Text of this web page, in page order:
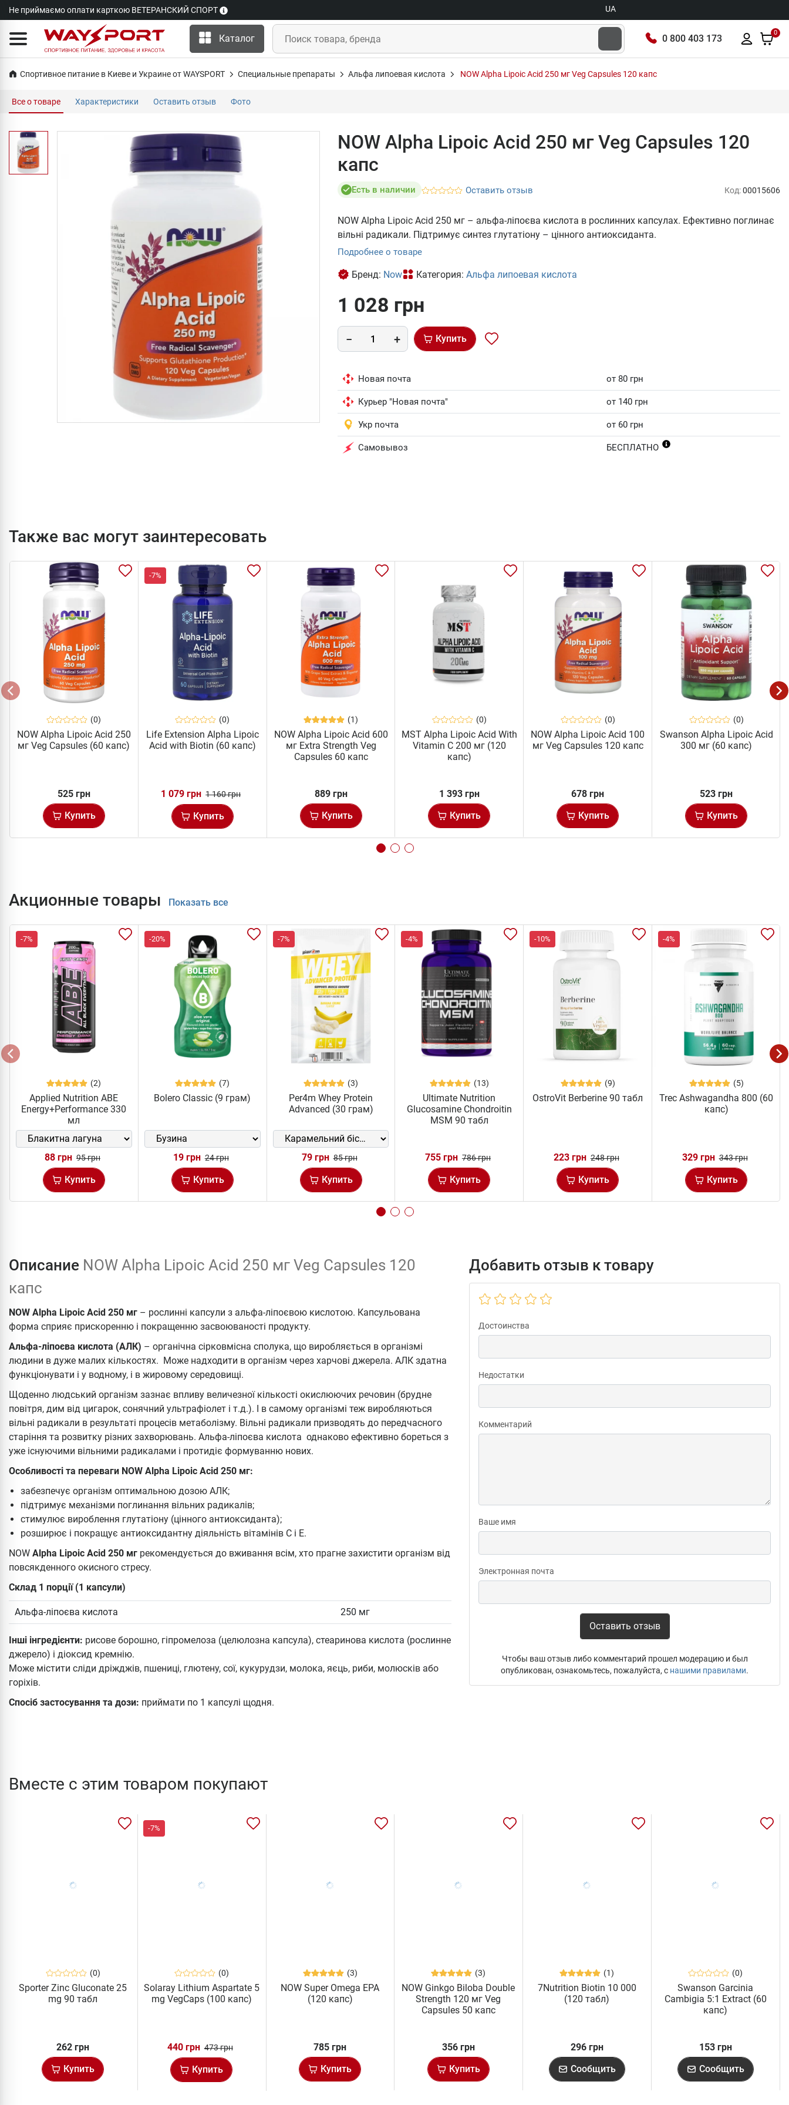
Не приймаємо оплати карткою ВЕТЕРАНСКИЙ СПОРТ UA
Каталог 0 800 403 173
0
Спортивное питание в Киеве и Украине от WAYSPORT Специальные препараты Альфа липоевая кислота NOW Alpha Lipoic Acid 250 мг Veg Capsules 120 капс
Все о товаре Характеристики Оставить отзыв Фото
NOW Alpha Lipoic Acid 250 мг Veg Capsules 120
капс
Есть в наличии Оставить отзыв Код:00015606
NOW Alpha Lipoic Acid 250 мг – альфа-ліпоєва кислота в рослинних капсулах. Ефективно поглинає
вільні радикали. Підтримує синтез глутатіону – цінного антиоксиданта.
Подробнее о товаре
Бренд: Now Категория: Альфа липоевая кислота
1 028 грн
Купить
Новая почта от 80 грн
Курьер "Новая почта" от 140 грн
Укр почта от 60 грн
Самовывоз БЕСПЛАТНО
Также вас могут заинтересовать
(0)
NOW Alpha Lipoic Acid 250
мг Veg Capsules (60 капс)
525 грн
Купить
-7%
(0)
Life Extension Alpha Lipoic
Acid with Biotin (60 капс)
1 079 грн 1 160 грн
Купить
(1)
NOW Alpha Lipoic Acid 600
мг Extra Strength Veg
Capsules 60 капс
889 грн
Купить
(0)
MST Alpha Lipoic Acid With
Vitamin C 200 мг (120
капс)
1 393 грн
Купить
(0)
NOW Alpha Lipoic Acid 100
мг Veg Capsules 120 капс
678 грн
Купить
(0)
Swanson Alpha Lipoic Acid
300 мг (60 капс)
523 грн
Купить
Акционные товары Показать все
-7%
(2)
Applied Nutrition ABE
Energy+Performance 330
мл
88 грн 95 грн
Купить
-20%
(7)
Bolero Classic (9 грам)
19 грн 24 грн
Купить
-7%
(3)
Per4m Whey Protein
Advanced (30 грам)
79 грн 85 грн
Купить
-4%
(13)
Ultimate Nutrition
Glucosamine Chondroitin
MSM 90 табл
755 грн 786 грн
Купить
-10%
(9)
OstroVit Berberine 90 табл
223 грн 248 грн
Купить
-4%
(5)
Trec Ashwagandha 800 (60
капс)
329 грн 343 грн
Купить
Описание NOW Alpha Lipoic Acid 250 мг Veg Capsules 120
капс
NOW Alpha Lipoic Acid 250 мг – рослинні капсули з альфа-ліпоєвою кислотою. Капсульована
форма сприяє прискоренню і покращенню засвоюваності продукту.
Альфа-ліпоєва кислота (АЛК) – органічна сірковмісна сполука, що виробляється в організмі
людини в дуже малих кількостях. Може надходити в організм через харчові джерела. АЛК здатна
функціонувати і у водному, і в жировому середовищі.
Щоденно людський організм зазнає впливу величезної кількості окислюючих речовин (брудне
повітря, дим від цигарок, сонячний ультрафіолет і т.д.). І в самому організмі теж виробляються
вільні радикали в результаті процесів метаболізму. Вільні радикали призводять до передчасного
старіння та розвитку різних захворювань. Альфа-ліпоєва кислота однаково ефективно бореться з
уже існуючими вільними радикалами і протидіє формуванню нових.
Особливості та переваги NOW Alpha Lipoic Acid 250 мг:
забезпечує організм оптимальною дозою АЛК;
підтримує механізми поглинання вільних радикалів;
стимулює вироблення глутатіону (цінного антиоксиданта);
розширює і покращує антиоксидантну діяльність вітамінів C і E.
NOW Alpha Lipoic Acid 250 мг рекомендується до вживання всім, хто прагне захистити організм від
повсякденного окисного стресу.
Склад 1 порції (1 капсули)
Альфа-ліпоєва кислота 250 мг
Інші інгредієнти: рисове борошно, гіпромелоза (целюлозна капсула), стеаринова кислота (рослинне
джерело) і діоксид кремнію.
Може містити сліди дріжджів, пшениці, глютену, сої, кукурудзи, молока, яєць, риби, молюсків або
горіхів.
Спосіб застосування та дози: приймати по 1 капсулі щодня.
Добавить отзыв к товару
Достоинства
Недостатки
Комментарий
Ваше имя
Электронная почта
Оставить отзыв
Чтобы ваш отзыв либо комментарий прошел модерацию и был
опубликован, ознакомьтесь, пожалуйста, с нашими правилами.
Вместе с этим товаром покупают
(0)
Sporter Zinc Gluconate 25
mg 90 табл
262 грн
Купить
-7%
(0)
Solaray Lithium Aspartate 5
mg VegCaps (100 капс)
440 грн 473 грн
Купить
(3)
NOW Super Omega EPA
(120 капс)
785 грн
Купить
(3)
NOW Ginkgo Biloba Double
Strength 120 мг Veg
Capsules 50 капс
356 грн
Купить
(1)
7Nutrition Biotin 10 000
(120 табл)
296 грн
Сообщить
(0)
Swanson Garcinia
Cambigia 5:1 Extract (60
капс)
153 грн
Сообщить